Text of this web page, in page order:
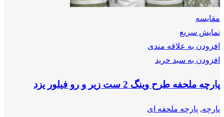
مقايسه
نمایش سریع
افزودن به علاقه مندی
افزودن به سبد خرید
پارچه ملحفه طرح وینگ 2 ست زیر و رو فیلور یزد
پارچه, پارچه ملحفه ای